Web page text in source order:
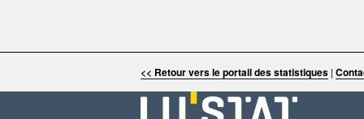
<< Retour vers le portail des statistiques |